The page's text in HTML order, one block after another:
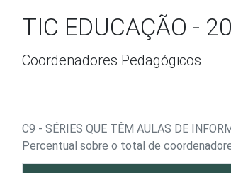
TIC EDUCAÇÃO -
Coordenadores Pedagógicos
C9 - SÉRIES QUE TÊM AULAS DE
Percentual sobre o total de